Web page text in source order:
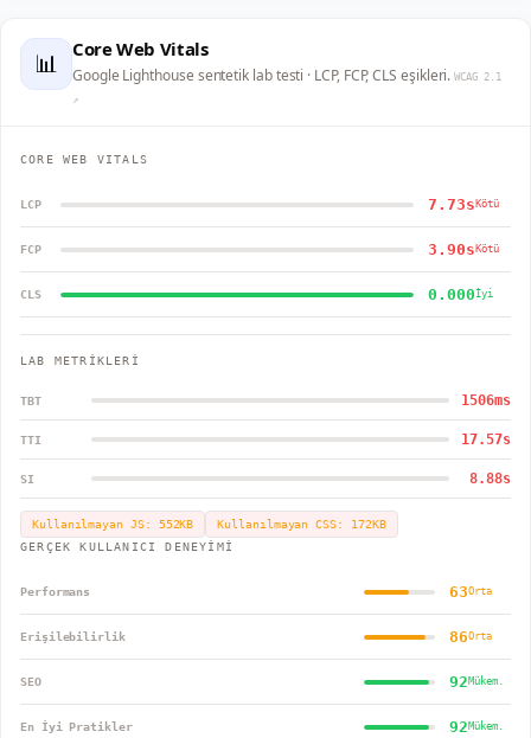
📊 Core Web Vitals
Google Lighthouse sentetik lab testi · LCP, FCP, CLS eşikleri. WCAG 2.1
↗
CORE WEB VITALS
LCP 7.73s Kötü
FCP 3.90s Kötü
CLS 0.000İyi
LAB METRİKLERİ
TBT 1506ms
TTI 17.57s
SI 8.88s
Kullanılmayan JS: 552KB Kullanılmayan CSS: 172KB
GERÇEK KULLANICI DENEYİMİ
Performans 63Orta
Erişilebilirlik 86Orta
SEO 92 Mükem.
En İyi Pratikler 92 Mükem.